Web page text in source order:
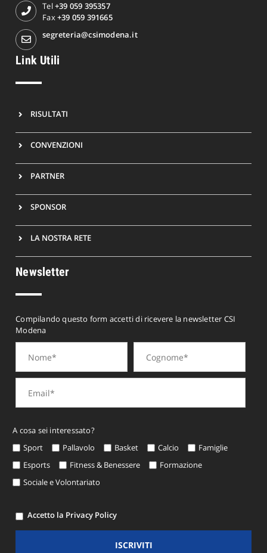
Tel+39 059 395357
Fax+39 059 391665
segreteria@csimodena.it
Link Utili
RISULTATI
CONVENZIONI
PARTNER
SPONSOR
LA NOSTRA RETE
Newsletter
Compilando questo form accetti di ricevere la newsletter CSI
Modena
A cosa sei interessato?
Sport
Pallavolo Basket Calcio
Famiglie
Esports
Fitness & Benessere
Formazione
Sociale e Volontariato
Accetto la Privacy Policy
ISCRIVITI